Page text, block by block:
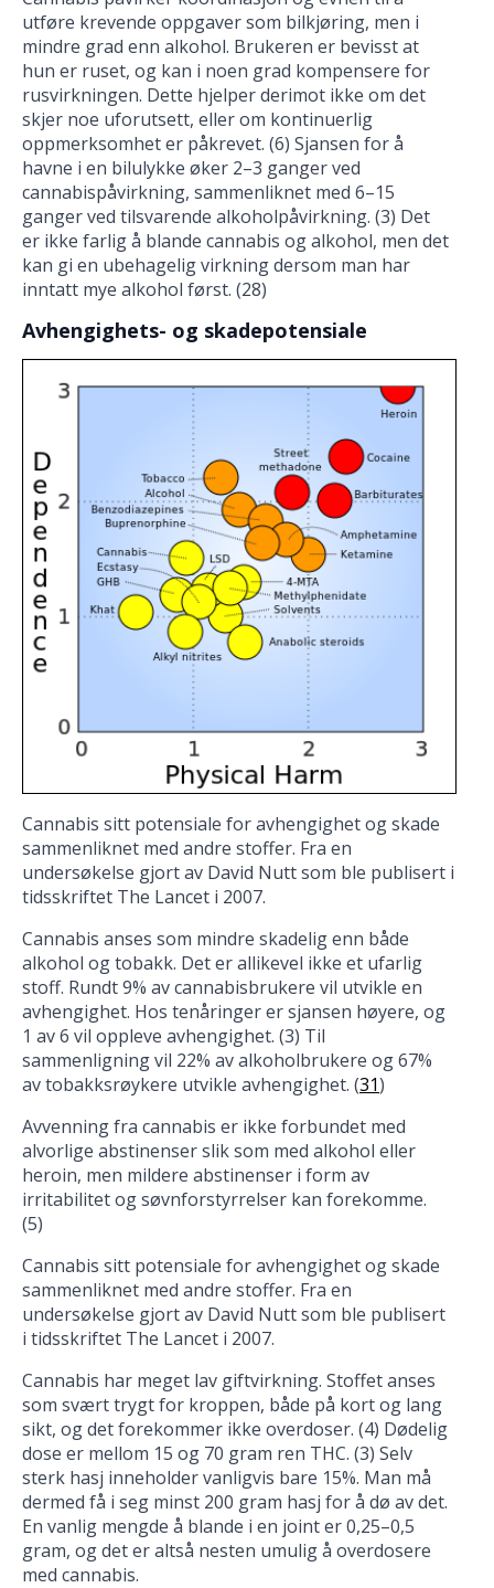
utføre krevende oppgaver som bilkjøring, men i
mindre grad enn alkohol. Brukeren er bevisst at
hun er ruset, og kan i noen grad kompensere for
rusvirkningen. Dette hjelper derimot ikke om det
skjer noe uforutsett, eller om kontinuerlig
oppmerksomhet er påkrevet. (6) Sjansen for å
havne i en bilulykke øker 2–3 ganger ved
cannabispåvirkning, sammenliknet med 6–15
ganger ved tilsvarende alkoholpåvirkning. (3) Det
er ikke farlig å blande cannabis og alkohol, men det
kan gi en ubehagelig virkning dersom man har
inntatt mye alkohol først. (28)
Avhengighets- og skadepotensiale
Cannabis sitt potensiale for avhengighet og skade
sammenliknet med andre stoffer. Fra en
undersøkelse gjort av David Nutt som ble publisert i
tidsskriftet The Lancet i 2007.
Cannabis anses som mindre skadelig enn både
alkohol og tobakk. Det er allikevel ikke et ufarlig
stoff. Rundt 9% av cannabisbrukere vil utvikle en
avhengighet. Hos tenåringer er sjansen høyere, og
1 av 6 vil oppleve avhengighet. (3) Til
sammenligning vil 22% av alkoholbrukere og 67%
av tobakksrøykere utvikle avhengighet. (31)
Avvenning fra cannabis er ikke forbundet med
alvorlige abstinenser slik som med alkohol eller
heroin, men mildere abstinenser i form av
irritabilitet og søvnforstyrrelser kan forekomme.
(5)
Cannabis sitt potensiale for avhengighet og skade
sammenliknet med andre stoffer. Fra en
undersøkelse gjort av David Nutt som ble publisert
i tidsskriftet The Lancet i 2007.
Cannabis har meget lav giftvirkning. Stoffet anses
som svært trygt for kroppen, både på kort og lang
sikt, og det forekommer ikke overdoser. (4) Dødelig
dose er mellom 15 og 70 gram ren THC. (3) Selv
sterk hasj inneholder vanligvis bare 15%. Man må
dermed få i seg minst 200 gram hasj for å dø av det.
En vanlig mengde å blande i en joint er 0,25–0,5
gram, og det er altså nesten umulig å overdosere
med cannabis.